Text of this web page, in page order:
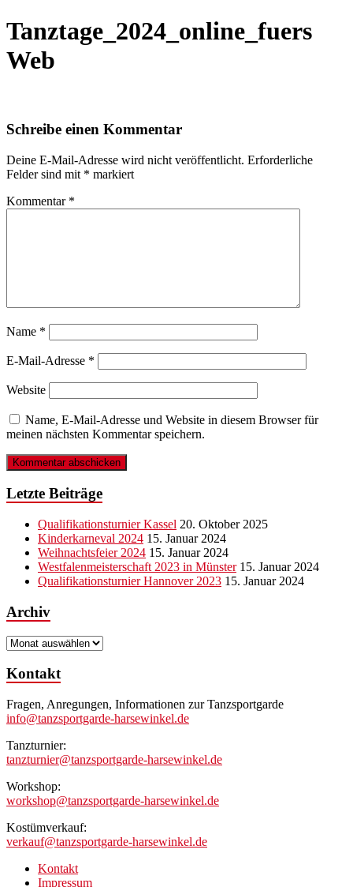
Tanztage_2024_online_fuers
Web
Schreibe einen Kommentar
Deine E-Mail-Adresse wird nicht veröffentlicht. Erforderliche
Felder sind mit * markiert
Kommentar *
Name *
E-Mail-Adresse *
Website
Name, E-Mail-Adresse und Website in diesem Browser für
meinen nächsten Kommentar speichern.
Letzte Beiträge
Qualifikationsturnier Kassel 20. Oktober 2025
Kinderkarneval 2024 15. Januar 2024
Weihnachtsfeier 2024 15. Januar 2024
Westfalenmeisterschaft 2023 in Münster 15. Januar 2024
Qualifikationsturnier Hannover 2023 15. Januar 2024
Archiv
Archiv
Kontakt
Fragen, Anregungen, Informationen zur Tanzsportgarde
info@tanzsportgarde-harsewinkel.de
Tanzturnier:
tanzturnier@tanzsportgarde-harsewinkel.de
Workshop:
workshop@tanzsportgarde-harsewinkel.de
Kostümverkauf:
verkauf@tanzsportgarde-harsewinkel.de
Kontakt
Impressum